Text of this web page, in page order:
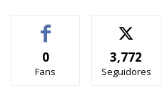
0
Fans
3,772
Seguidores